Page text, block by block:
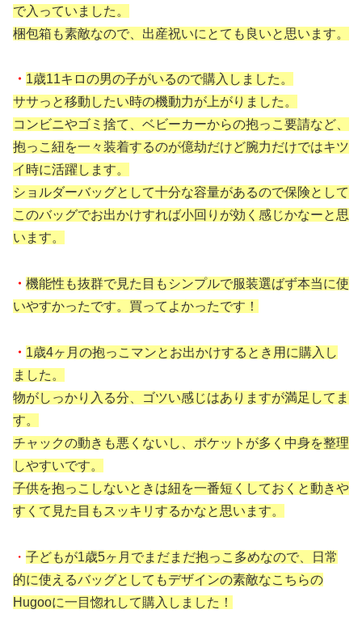
で入っていました。
梱包箱も素敵なので、出産祝いにとても良いと思います。
・ 1歳11キロの男の子がいるので購入しました。
ササっと移動したい時の機動力が上がりました。
コンビニやゴミ捨て、ベビーカーからの抱っこ要請など、
抱っこ紐を一々装着するのが億劫だけど腕力だけではキツ
イ時に活躍します。
ショルダーバッグとして十分な容量があるので保険として
このバッグでお出かけすれば小回りが効く感じかなーと思
います。
・ 機能性も抜群で見た目もシンプルで服装選ばず本当に使
いやすかったです。買ってよかったです！
・ 1歳4ヶ月の抱っこマンとお出かけするとき用に購入し
ました。
物がしっかり入る分、ゴツい感じはありますが満足してま
す。
チャックの動きも悪くないし、ポケットが多く中身を整理
しやすいです。
子供を抱っこしないときは紐を一番短くしておくと動きや
すくて見た目もスッキリするかなと思います。
・ 子どもが1歳5ヶ月でまだまだ抱っこ多めなので、日常
的に使えるバッグとしてもデザインの素敵なこちらの
Hugooに一目惚れして購入しました！